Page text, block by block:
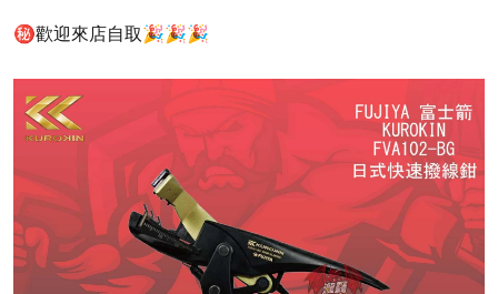
㊙️歡迎來店自取🎉🎉🎉